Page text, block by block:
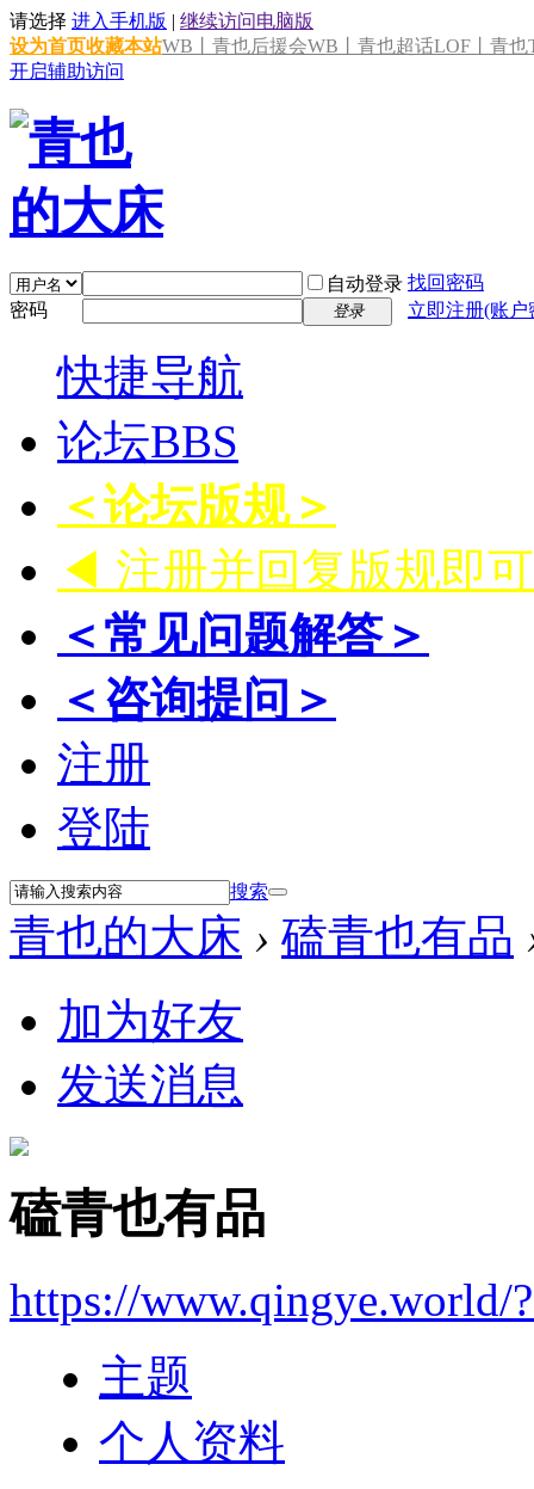
请选择 进入手机版 | 继续访问电脑版
设为首页收藏本站WB丨青也后援会WB丨青也超话LOF丨青也
开启辅助访问
自动登录 找回密码
密码
登录 立即注册(账
快捷导航
论坛BBS
＜论坛版规＞
◀ 注册并回复版规即
＜常见问题解答＞
＜咨询提问＞
注册
登陆
搜索
青也的大床 › 磕青也有品
加为好友
发送消息
磕青也有品
https://www.qingye.world/
主题
个人资料